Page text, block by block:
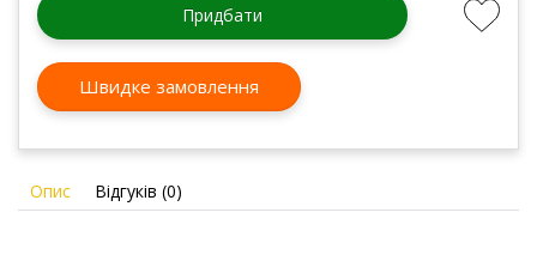
Придбати
Швидке замовлення
Опис Відгуків (0)